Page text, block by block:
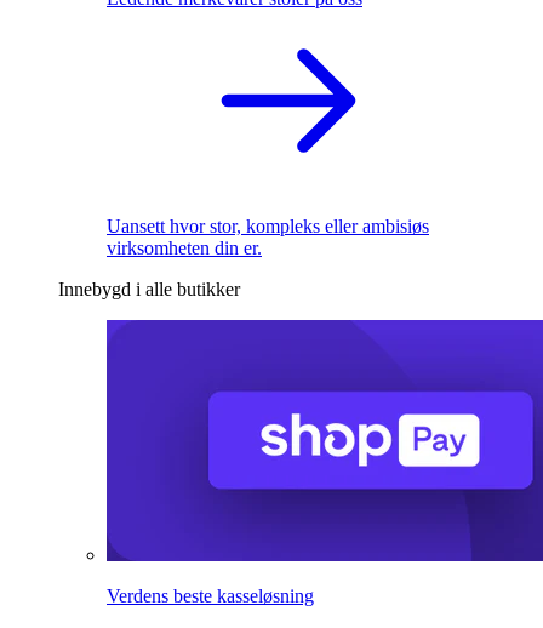
Uansett hvor stor, kompleks eller ambisiøs
virksomheten din er.
Innebygd i alle butikker
Verdens beste kasseløsning